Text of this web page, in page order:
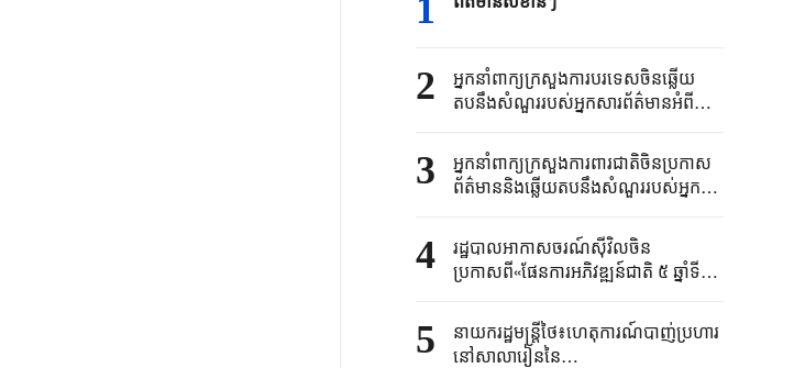
1
2
អ្នកនាំពាក្យ​ក្រសួង​ការបរទេសចិន​ឆ្លើយ
តបនឹង​សំណួរ​របស់​អ្នកសារព័ត៌មាន​អំពី​
ជំហរ​ប្រ​ឆាំង​នុយក្លេអ៊ែរ​ដ៏ច្បាស់លាស់នៃ​ក្តី​
បំណងប្រជាជន​សំខាន់ៗ​របស់ជប៉ុន​
3
អ្នកនាំពាក្យក្រសួងការពារជាតិចិនប្រកាស
ព័ត៌មាននិងឆ្លើយតបនឹងសំណួររបស់អ្នក
សារព័ត៌មានអំពីបញ្ហាពាក់ព័ន្ធវិស័យ
យោធានាពេលថ្មីៗនេះ
4
រដ្ឋបាលអាកាសចរណ៍ស៊ីវិលចិន
ប្រកាសពី«ផែនការអភិវឌ្ឍន៍ជាតិ ៥ ឆ្នាំទី
១៥ ស្តីពីការអភិវឌ្ឍអាកាសចរណ៍ស៊ីវិល»
5
នាយករដ្ឋមន្ត្រីថៃ៖ហេតុការណ៍បាញ់ប្រហារ
នៅសាលារៀននៃ